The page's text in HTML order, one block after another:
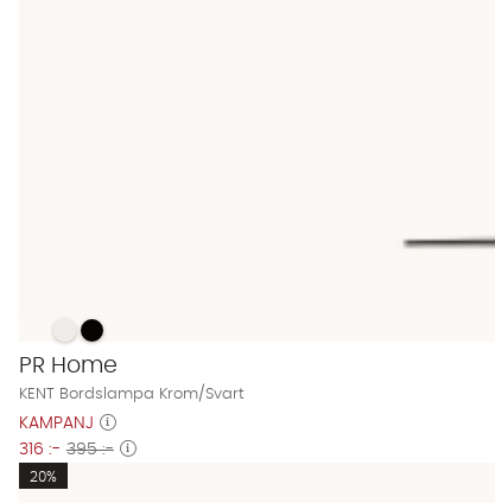
KENT Bordslampa Krom/Svart Finns även i dessa färger:
KENT Bordslampa Krom/Svart
KENT Bordslampa Krom/Svart
PR Home
KENT Bordslampa Krom/Svart
KAMPANJ
316 :- 395 :-
20%